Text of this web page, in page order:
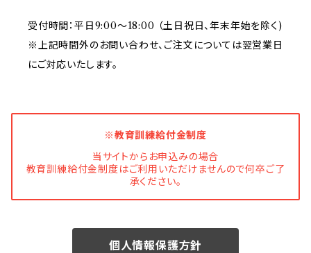
受付時間：平日9:00～18:00 （土日祝日、年末年始を除く)
※上記時間外のお問い合わせ、ご注文については翌営業日
にご対応いたします。
※教育訓練給付金制度
当サイトからお申込みの場合
教育訓練給付金制度はご利用いただけませんので何卒ご了
承ください。
個人情報保護方針